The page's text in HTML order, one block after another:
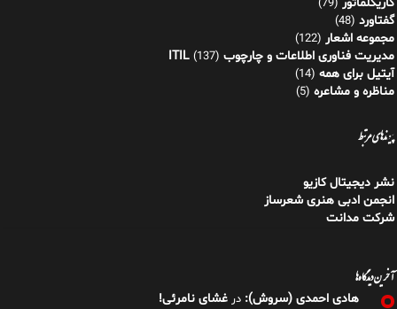
کاریکلماتور (79)
گفتاورد (48)
مجموعه اشعار (122)
مدیریت فناوری اطلاعات و چارچوب ITIL (137)
آیتیل برای همه (14)
مناظره و مشاعره (5)
پیوندهای مرتبط
نشر دیجیتال کازیو
انجمن ادبی هنری شعرساز
شرکت مدانت
آخرین دیدگاه‌ها
هادی احمدی (سروش): در غشای نامرئی!